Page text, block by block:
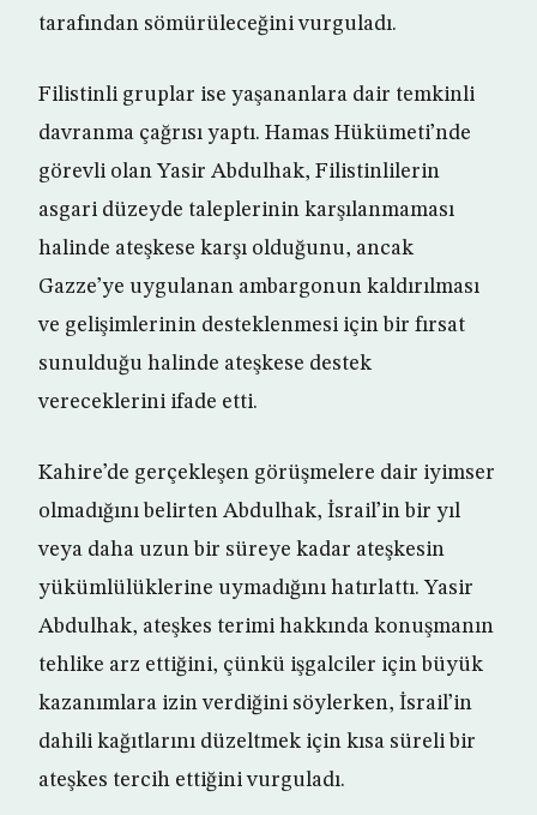
tarafından sömürüleceğini vurguladı.
Filistinli gruplar ise yaşananlara dair temkinli
davranma çağrısı yaptı. Hamas Hükümeti’nde
görevli olan Yasir Abdulhak, Filistinlilerin
asgari düzeyde taleplerinin karşılanmaması
halinde ateşkese karşı olduğunu, ancak
Gazze’ye uygulanan ambargonun kaldırılması
ve gelişimlerinin desteklenmesi için bir fırsat
sunulduğu halinde ateşkese destek
vereceklerini ifade etti.
Kahire’de gerçekleşen görüşmelere dair iyimser
olmadığını belirten Abdulhak, İsrail’in bir yıl
veya daha uzun bir süreye kadar ateşkesin
yükümlülüklerine uymadığını hatırlattı. Yasir
Abdulhak, ateşkes terimi hakkında konuşmanın
tehlike arz ettiğini, çünkü işgalciler için büyük
kazanımlara izin verdiğini söylerken, İsrail’in
dahili kağıtlarını düzeltmek için kısa süreli bir
ateşkes tercih ettiğini vurguladı.